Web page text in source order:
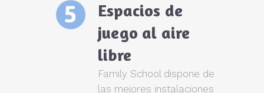
Espacios de
juego al aire
libre
Family School dispone de
las mejores instalaciones